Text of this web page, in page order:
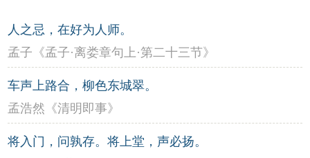
人之忌，在好为人师。
孟子《孟子·离娄章句上·第二十三节》
车声上路合，柳色东城翠。
孟浩然《清明即事》
将入门，问孰存。将上堂，声必扬。